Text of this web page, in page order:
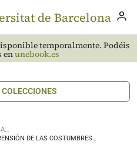
temporalmente. Podéis
enunebook.es
DE LAS COSTUMBRES…